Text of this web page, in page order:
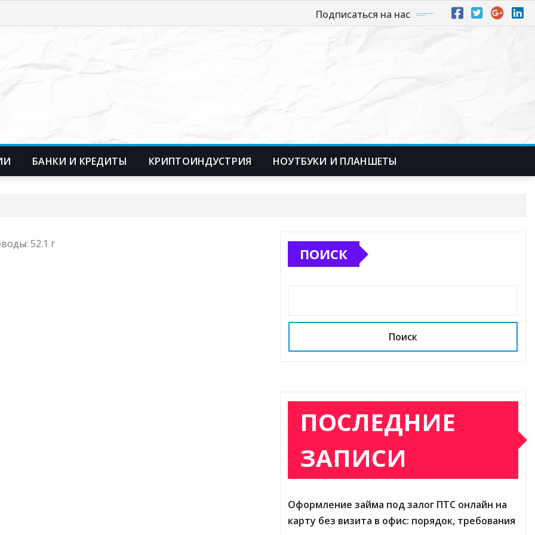
Подписаться на нас
БАНКИ И КРЕДИТЫ КРИПТОИНДУСТРИЯ НОУТБУКИ И ПЛАНШЕТЫ
52.1 г
ПОИСК
Поиск
ПОСЛЕДНИЕ
ЗАПИСИ
Оформление займа под залог ПТС онлайн на
карту без визита в офис: порядок, требования